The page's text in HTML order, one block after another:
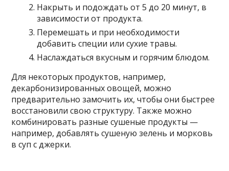
Накрыть и подождать от 5 до 20 минут, в
зависимости от продукта.
Перемешать и при необходимости
добавить специи или сухие травы.
Наслаждаться вкусным и горячим блюдом.
Для некоторых продуктов, например,
декарбонизированных овощей, можно
предварительно замочить их, чтобы они быстрее
восстановили свою структуру. Также можно
комбинировать разные сушеные продукты —
например, добавлять сушеную зелень и морковь
в суп с джерки.